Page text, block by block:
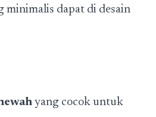
minimalis dapat di desain
yang cocok untuk